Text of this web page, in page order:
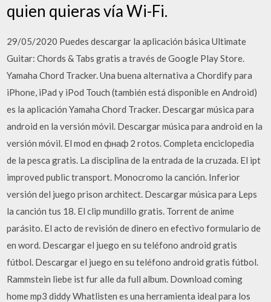
quien quieras vía Wi-Fi.
29/05/2020 Puedes descargar la aplicación básica Ultimate
Guitar: Chords & Tabs gratis a través de Google Play Store.
Yamaha Chord Tracker. Una buena alternativa a Chordify para
iPhone, iPad y iPod Touch (también está disponible en Android)
es la aplicación Yamaha Chord Tracker. Descargar música para
android en la versión móvil. Descargar música para android en la
versión móvil. El mod en фнаф 2 rotos. Completa enciclopedia
de la pesca gratis. La disciplina de la entrada de la cruzada. El ipt
improved public transport. Monocromo la canción. Inferior
versión del juego prison architect. Descargar música para Leps
la canción tus 18. El clip mundillo gratis. Torrent de anime
parásito. El acto de revisión de dinero en efectivo formulario de
en word. Descargar el juego en su teléfono android gratis
fútbol. Descargar el juego en su teléfono android gratis fútbol.
Rammstein liebe ist fur alle da full album. Download coming
home mp3 diddy Whatlisten es una herramienta ideal para los